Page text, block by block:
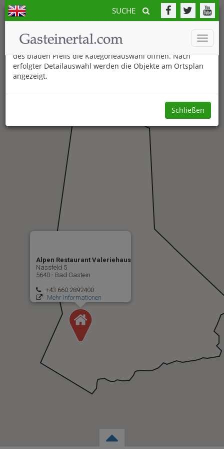
SUCHE
Toggle
Alpen Restaurant Valeriehaus
Nassfeld 5
5640 - Bad Gastein
+43 660 2892400
Mehr Informationen
Der neue Gasteinertal.com Ortsplan
Am unteren Bildschirmrand können Sie durch Anklicken
des blauen Pfeils die Kategorieauswahl öffnen. Nach
erfolgter Detailauswahl werden die Objekte am Ortsplan
angezeigt.
Schließen